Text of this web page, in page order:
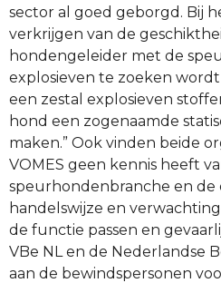
sector al goed geborgd. Bij
verkrijgen van de
hondengeleider met de
explosieven te zoeken
een zestal explosieven
hond een zogenaamde
maken.” Ook vinden beide
VOMES geen kennis heeft
speurhondenbranche en de
handelswijze en
de functie passen en
VBe NL en de Nederlandse
aan de bewindspersonen